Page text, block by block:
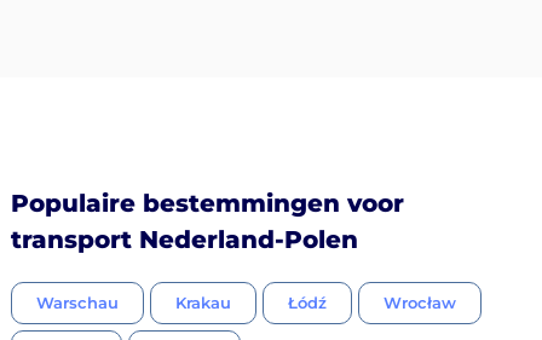
Populaire bestemmingen voor
transport Nederland-Polen
Warschau Krakau Łódź Wrocław